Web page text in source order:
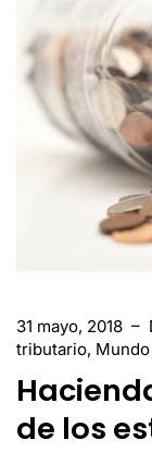
31 mayo, 2018 –
tributario,
de los